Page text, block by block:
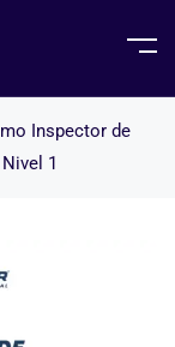
Inspector de
1